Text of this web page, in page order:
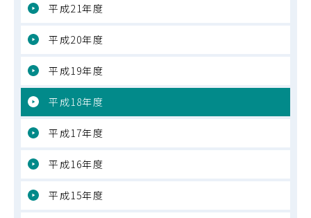
平成21年度
平成20年度
平成19年度
平成18年度
平成17年度
平成16年度
平成15年度